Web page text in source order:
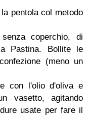
pentola col metodo
coperchio, di
Pastina. Bollite le
(meno un
con l'olio d'oliva e
vasetto, agitando
usate per fare il